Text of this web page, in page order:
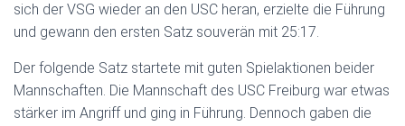
sich der VSG wieder an den USC heran, erzielte die Führung
und gewann den ersten Satz souverän mit 25:17.
Der folgende Satz startete mit guten Spielaktionen beider
Mannschaften. Die Mannschaft des USC Freiburg war etwas
stärker im Angriff und ging in Führung. Dennoch gaben die